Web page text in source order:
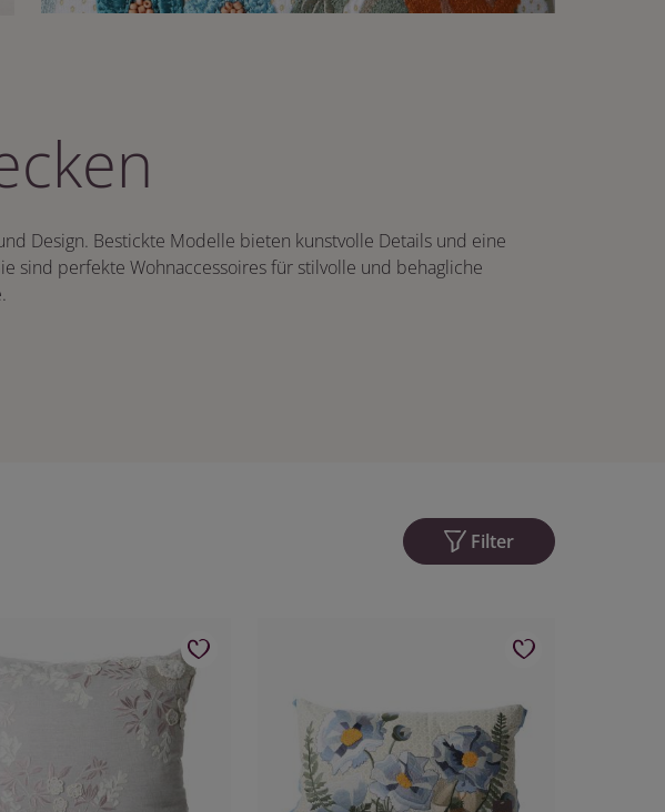
Design. Bestickte Modelle bieten kunstvolle Details und eine
sind perfekte Wohnaccessoires für stilvolle und behagliche
Filter